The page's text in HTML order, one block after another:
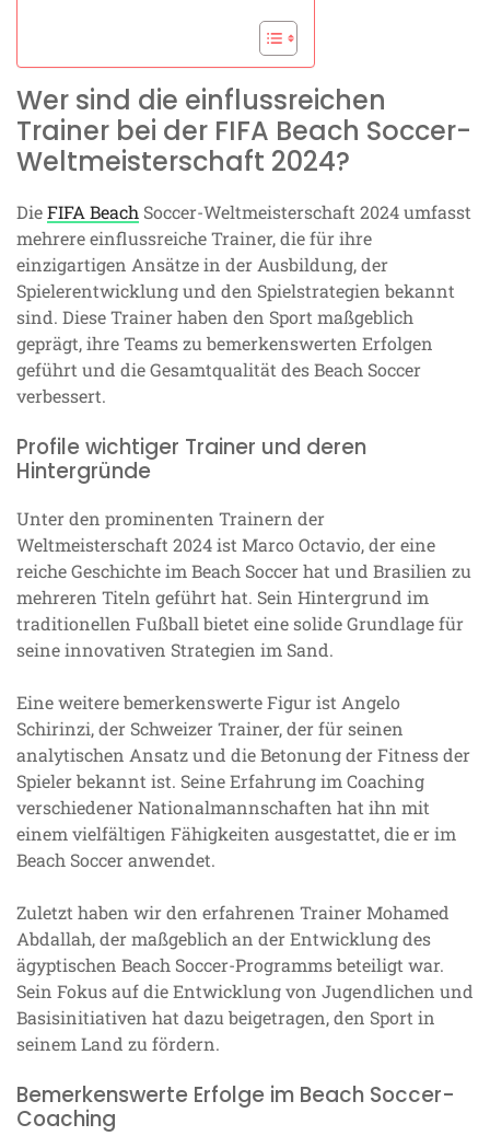
Wer sind die einflussreichen
Trainer bei der FIFA Beach Soccer-
Weltmeisterschaft 2024?
DieFIFA Beach Soccer-Weltmeisterschaft 2024 umfasst
mehrere einflussreiche Trainer, die für ihre
einzigartigen Ansätze in der Ausbildung, der
Spielerentwicklung und den Spielstrategien bekannt
sind. Diese Trainer haben den Sport maßgeblich
geprägt, ihre Teams zu bemerkenswerten Erfolgen
geführt und die Gesamtqualität des Beach Soccer
verbessert.
Profile wichtiger Trainer und deren
Hintergründe
Unter den prominenten Trainern der
Weltmeisterschaft 2024 ist Marco Octavio, der eine
reiche Geschichte im Beach Soccer hat und Brasilien zu
mehreren Titeln geführt hat. Sein Hintergrund im
traditionellen Fußball bietet eine solide Grundlage für
seine innovativen Strategien im Sand.
Eine weitere bemerkenswerte Figur ist Angelo
Schirinzi, der Schweizer Trainer, der für seinen
analytischen Ansatz und die Betonung der Fitness der
Spieler bekannt ist. Seine Erfahrung im Coaching
verschiedener Nationalmannschaften hat ihn mit
einem vielfältigen Fähigkeiten ausgestattet, die er im
Beach Soccer anwendet.
Zuletzt haben wir den erfahrenen Trainer Mohamed
Abdallah, der maßgeblich an der Entwicklung des
ägyptischen Beach Soccer-Programms beteiligt war.
Sein Fokus auf die Entwicklung von Jugendlichen und
Basisinitiativen hat dazu beigetragen, den Sport in
seinem Land zu fördern.
Bemerkenswerte Erfolge im Beach Soccer-
Coaching